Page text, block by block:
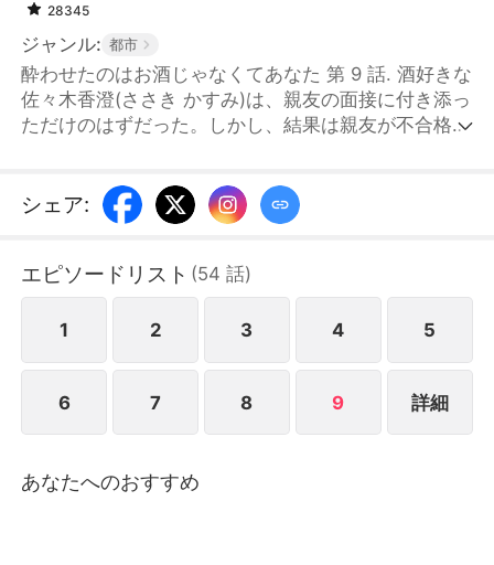
28345
ジャンル: 都市
酔わせたのはお酒じゃなくてあなた 第 9 話. 酒好きな
佐々木香澄(ささき かすみ)は、親友の面接に付き添っ
ただけのはずだった。しかし、結果は親友が不合格
兼恋人」だったということ。「私、お酒を飲むことし
かできない」動揺する香澄に、若きカリスマ社長・藤
ールアレルギーだから、君の役目は、私に酒を飲ませ
ないことだ」お酒しか能がないと思っていた彼女と、
お酒が天敵の社長。ふたりの契約が、思いがけない運
シェア:
エピソードリスト (54 話)
1 2 3 4 5
6 7 8 9 詳細
あなたへのおすすめ